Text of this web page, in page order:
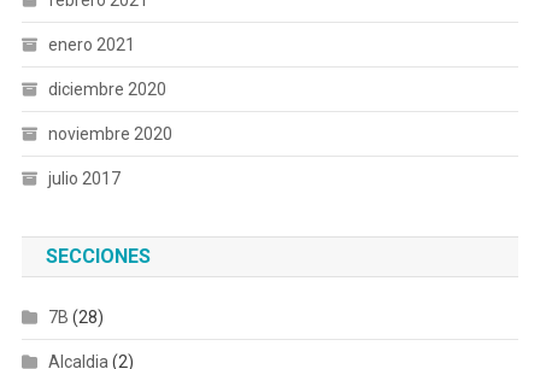
enero 2021
diciembre 2020
noviembre 2020
julio 2017
SECCIONES
7B (28)
Alcaldia (2)